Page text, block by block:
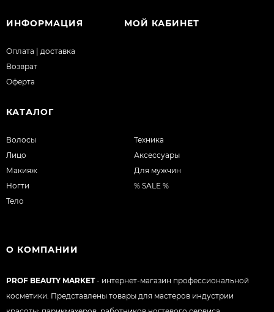
ИНФОРМАЦИЯ
Оплата | доставка
Возврат
Оферта
МОЙ КАБИНЕТ
КАТАЛОГ
Волосы
Лицо
Макияж
Ногти
Тело
Техника
Аксессуары
Для мужчин
% SALE %
О КОМПАНИИ
PROF BEAUTY MARKET- интернет-магазин профессиональной
косметики. Представлены товары для мастеров индустрии